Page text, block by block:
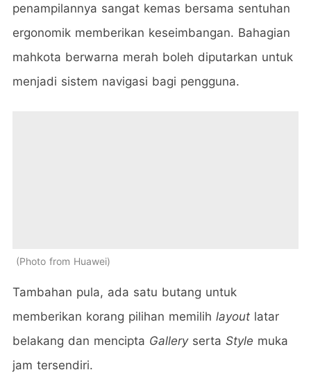
penampilannya sangat kemas bersama sentuhan
ergonomik memberikan keseimbangan. Bahagian
mahkota berwarna merah boleh diputarkan untuk
menjadi sistem navigasi bagi pengguna.
Photo from Huawei
Tambahan pula, ada satu butang untuk
memberikan korang pilihan memilih layout latar
belakang dan mencipta Galleryserta Style muka
jam tersendiri.